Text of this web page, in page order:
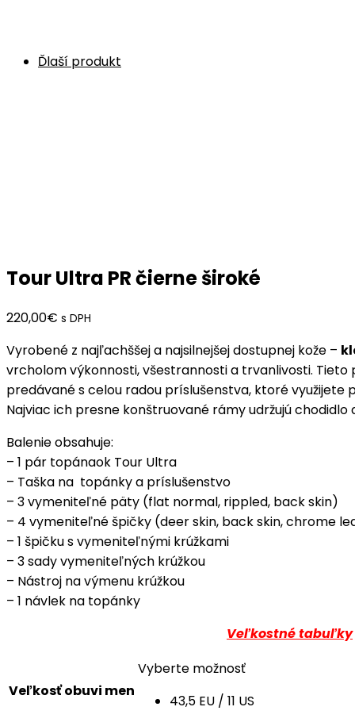
Ďlaší produkt
Tour Ultra PR čierne široké
220,00€ s DPH
Vyrobené z najľachššej a najsilnejšej dostupnej kože –
vrcholom výkonnosti, všestrannosti a trvanlivosti.
predávané s celou radou príslušenstva, ktoré využijete
Najviac ich presne konštruované rámy udržujú chodidlo
Balenie obsahuje:
– 1 pár topánaok Tour Ultra
– Taška na topánky a príslušenstvo
– 3 vymeniteľné päty (flat normal, rippled, back skin)
– 4 vymeniteľné špičky (deer skin, back skin, chrome
– 1 špičku s vymeniteľnými krúžkami
– 3 sady vymeniteľných krúžkou
– Nástroj na výmenu krúžkou
– 1 návlek na topánky
Veľkostné tabuľky
Veľkosť obuvi men
Vyberte možnosť
43,5 EU / 11 US